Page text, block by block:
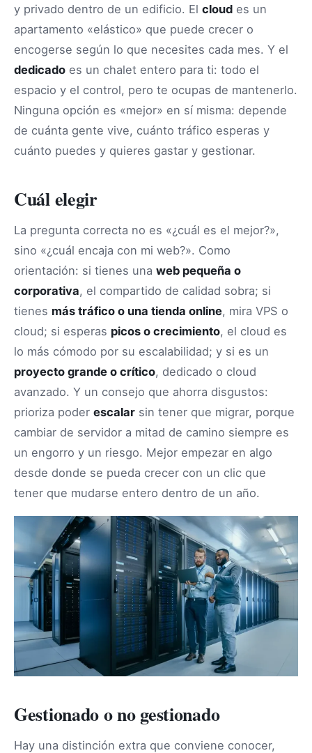
y privado dentro de un edificio. El cloud es un
apartamento «elástico» que puede crecer o
encogerse según lo que necesites cada mes. Y el
dedicado es un chalet entero para ti: todo el
espacio y el control, pero te ocupas de mantenerlo.
Ninguna opción es «mejor» en sí misma: depende
de cuánta gente vive, cuánto tráfico esperas y
cuánto puedes y quieres gastar y gestionar.
Cuál elegir
La pregunta correcta no es «¿cuál es el mejor?»,
sino «¿cuál encaja con mi web?». Como
orientación: si tienes una web pequeña o
corporativa, el compartido de calidad sobra; si
tienes más tráfico o una tienda online, mira VPS o
cloud; si esperas picos o crecimiento, el cloud es
lo más cómodo por su escalabilidad; y si es un
proyecto grande o crítico, dedicado o cloud
avanzado. Y un consejo que ahorra disgustos:
prioriza poder escalar sin tener que migrar, porque
cambiar de servidor a mitad de camino siempre es
un engorro y un riesgo. Mejor empezar en algo
desde donde se pueda crecer con un clic que
tener que mudarse entero dentro de un año.
Gestionado o no gestionado
Hay una distinción extra que conviene conocer,